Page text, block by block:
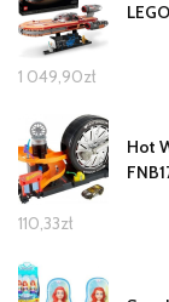
1 049,90zł
Hot
110,33zł